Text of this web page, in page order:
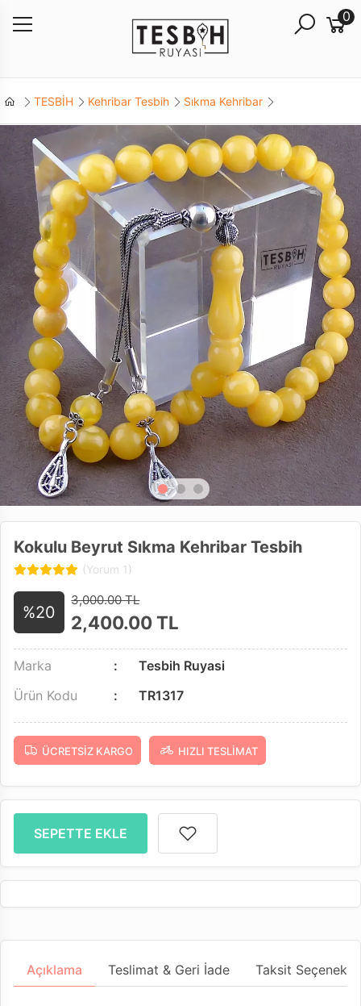
0
TESBİH Kehribar Tesbih Sıkma Kehribar
Kokulu Beyrut Sıkma Kehribar Tesbih
(Yorum 1)
%20
3,000.00 TL
2,400.00TL
Marka
Tesbih Ruyasi
Ürün Kodu
TR1317
ÜCRETSIZ KARGO HIZLI TESLIMAT
SEPETTE EKLE
Açıklama Teslimat & Geri İade Taksit